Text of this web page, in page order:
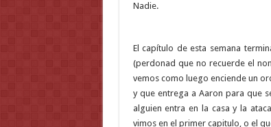
Nadie.
El capítulo de esta semana
(perdonad que no recuerde el
vemos como luego enciende un
y que entrega a Aaron para que
alguien entra en la casa y la
vimos en el primer capitulo, o el